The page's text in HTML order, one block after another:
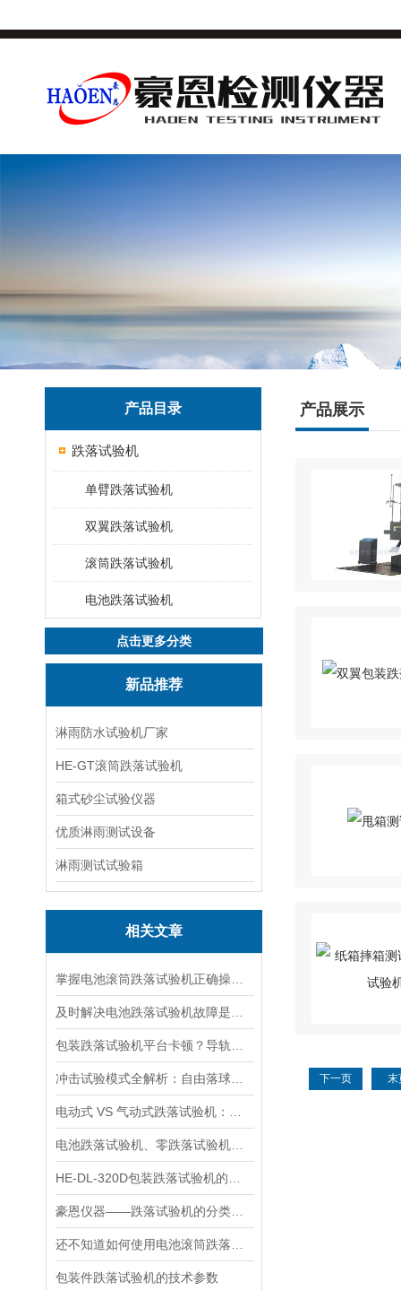
产品目录
跌落试验机
单臂跌落试验机
双翼跌落试验机
滚筒跌落试验机
电池跌落试验机
点击更多分类
新品推荐
淋雨防水试验机厂家
HE-GT滚筒跌落试验机
箱式砂尘试验仪器
优质淋雨测试设备
淋雨测试试验箱
相关文章
包装件跌落试验机的技术参数
产品展示
下一页 末